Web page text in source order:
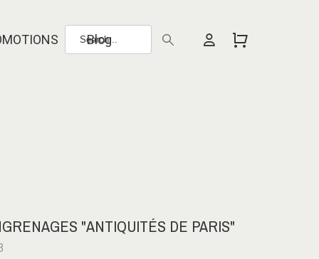
Blog
"ANTIQUITÉS DE PARIS"